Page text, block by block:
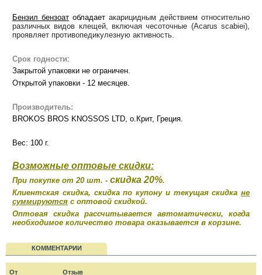
Бензил бензоат обладает акарицидным действием относительно
различных видов клещей, включая чесоточные (Acarus scabiei),
проявляет противопедикулезную активность.
Срок годности:
Закрытой упаковки не ограничен.
Открытой упаковки - 12 месяцев.
Производитель:
BROKOS BROS KNOSSOS LTD, о.Крит, Греция.
Вес: 100 г.
Возможные оптовые скидки:
При покупке от 20 шт. - скидка 20%.
Клиентская скидка, скидка по купону и текущая скидка не
суммируются с оптовой скидкой.
Оптовая скидка рассчитывается автоматически, когда
необходимое количество товара оказывается в корзине.
КОММЕНТАРИИ
От Отзыв